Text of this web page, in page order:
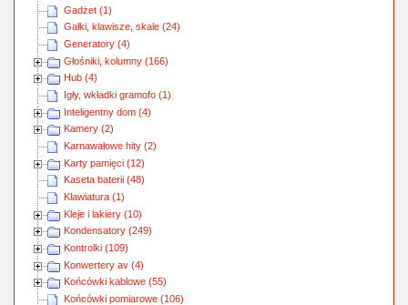
Gadżet (1)
Gałki, klawisze, skale (24)
Generatory (4)
Głośniki, kolumny (166)
Hub (4)
Igły, wkładki gramofo (1)
Inteligentny dom (4)
Kamery (2)
Karnawałowe hity (2)
Karty pamięci (12)
Kaseta baterii (48)
Klawiatura (1)
Kleje i lakiery (10)
Kondensatory (249)
Kontrolki (109)
Konwertery av (4)
Końcówki kablowe (55)
Końcówki pomiarowe (106)